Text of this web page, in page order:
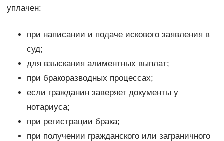
уплачен:
при написании и подаче искового заявления в
суд;
для взыскания алиментных выплат;
при бракоразводных процессах;
если гражданин заверяет документы у
нотариуса;
при регистрации брака;
при получении гражданского или заграничного